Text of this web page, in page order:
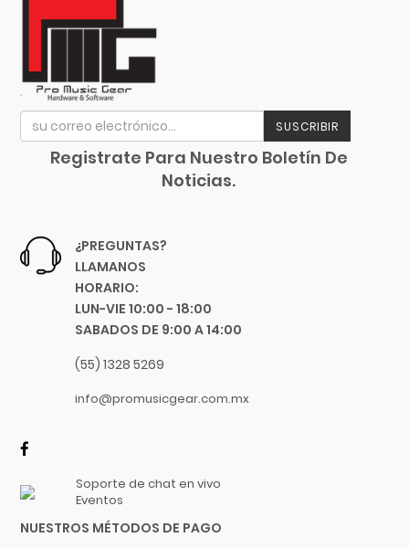
Natural Poroso
Rojo Metálico Satin
Caoba
Cafe Mate
Blanco Transp.
Amarillo Somb.
Negro Mate
Rojo Mate
Azul Grisaceo
Dorado
Verde Menta
Cocoa
Verde Fosforescente
Champagne
Azúl Transp.
Ernie Ball
Event
EVH
Excelsior
Fender
Funlab
Furman
Genelec
Gibraltar
Gibson
Hal Leonard
SUSCRIBIR
Registrate Para Nuestro Boletín De
Noticias.
¿PREGUNTAS?
LLAMANOS
HORARIO:
LUN-VIE 10:00 - 18:00
SABADOS DE 9:00 A 14:00
(55) 1328 5269
info@promusicgear.com.mx
Soporte de chat en vivo
Eventos
NUESTROS MÉTODOS DE PAGO